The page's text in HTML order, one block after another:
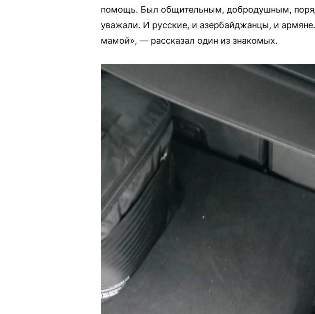
помощь. Был общительным, добродушным,
уважали. И русские, и азербайджанцы, и
мамой», — рассказал один из знакомых.